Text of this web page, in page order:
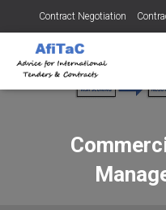
Contract Negotiation
Tendering for Contracts